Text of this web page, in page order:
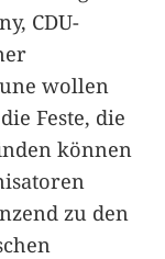
CDU-
wollen
Feste, die
können
zu den